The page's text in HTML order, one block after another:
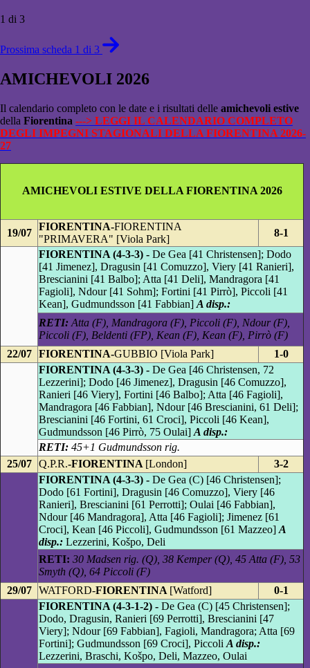
1 di 3
Prossima scheda 1 di 3
AMICHEVOLI 2026
Il calendario completo con le date e i risultati delle amichevoli estive
della Fiorentina ---> LEGGI IL CALENDARIO COMPLETO
DEGLI IMPEGNI STAGIONALI DELLA FIORENTINA 2026-
27
AMICHEVOLI ESTIVE DELLA FIORENTINA 2026
19/07
FIORENTINA-FIORENTINA
"PRIMAVERA" [Viola Park]
8-1
FIORENTINA (4-3-3) - De Gea [41 Christensen]; Dodo
[41 Jimenez], Dragusin [41 Comuzzo], Viery [41 Ranieri],
Brescianini [41 Balbo]; Atta [41 Deli], Mandragora [41
Fagioli], Ndour [41 Sohm]; Fortini [41 Pirrò], Piccoli [41
Kean], Gudmundsson [41 Fabbian] A disp.:
RETI: Atta (F), Mandragora (F), Piccoli (F), Ndour (F),
Piccoli (F), Beldenti (FP), Kean (F), Kean (F), Pirrò (F)
22/07
FIORENTINA-GUBBIO [Viola Park]
1-0
FIORENTINA (4-3-3) - De Gea [46 Christensen, 72
Lezzerini]; Dodo [46 Jimenez], Dragusin [46 Comuzzo],
Ranieri [46 Viery], Fortini [46 Balbo]; Atta [46 Fagioli],
Mandragora [46 Fabbian], Ndour [46 Brescianini, 61 Deli];
Brescianini [46 Fortini, 61 Croci], Piccoli [46 Kean],
Gudmundsson [46 Pirrò, 75 Oulai] A disp.:
RETI: 45+1 Gudmundsson rig.
25/07
Q.P.R.-FIORENTINA [London]
3-2
FIORENTINA (4-3-3) - De Gea (C) [46 Christensen];
Dodo [61 Fortini], Dragusin [46 Comuzzo], Viery [46
Ranieri], Brescianini [61 Perrotti]; Oulai [46 Fabbian],
Ndour [46 Mandragora], Atta [46 Fagioli]; Jimenez [61
Croci], Kean [46 Piccoli], Gudmundsson [61 Mazzeo] A
disp.: Lezzerini, Košpo, Deli
RETI: 30 Madsen rig. (Q), 38 Kemper (Q), 45 Atta (F), 53
Smyth (Q), 64 Piccoli (F)
29/07
WATFORD-FIORENTINA [Watford]
0-1
FIORENTINA (4-3-1-2) - De Gea (C) [45 Christensen];
Dodo, Dragusin, Ranieri [69 Perrotti], Brescianini [47
Viery]; Ndour [69 Fabbian], Fagioli, Mandragora; Atta [69
Fortini]; Gudmundsson [69 Croci], Piccoli A disp.:
Lezzerini, Braschi, Košpo, Deli, Mazzeo, Oulai